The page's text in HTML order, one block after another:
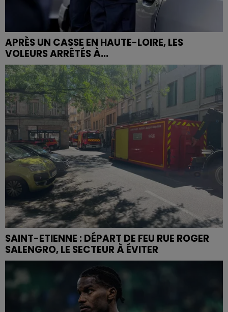
APRÈS UN CASSE EN HAUTE-LOIRE, LES
VOLEURS ARRÊTÉS À...
SAINT-ETIENNE : DÉPART DE FEU RUE ROGER
SALENGRO, LE SECTEUR À ÉVITER